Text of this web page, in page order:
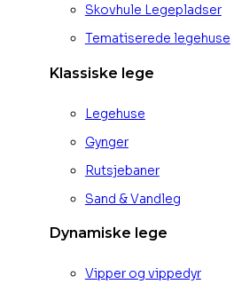
Skovhule Legepladser
Tematiserede legehuse
Klassiske lege
Legehuse
Gynger
Rutsjebaner
Sand & Vandleg
Dynamiske lege
Vipper og vippedyr